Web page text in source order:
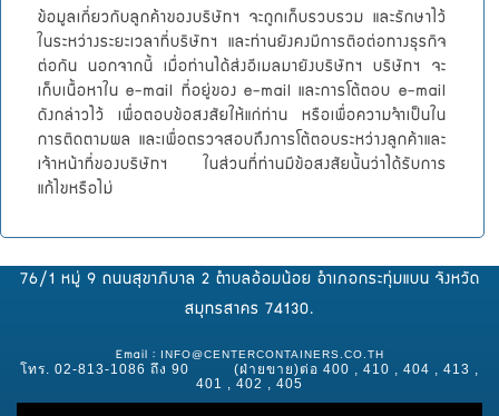
ข้อมูลเกี่ยวกับลูกค้าของบริษัทฯ จะถูกเก็บรวบรวม และรักษาไว้
ในระหว่างระยะเวลาที่บริษัทฯ และท่านยังคงมีการติอต่อทางธุรกิจ
ต่อกัน นอกจากนี้ เมื่อท่านได้ส่งอีเมลมายังบริษัทฯ บริษัทฯ จะ
เก็บเนื้อหาใน e-mail ที่อยู่ของ e-mail และการโต้ตอบ e-mail
ดังกล่าวไว้ เพื่อตอบข้อสงสัยให้แก่ท่าน หรือเพื่อความจำเป็นใน
การติดตามผล และเพื่อตรวจสอบถึงการโต้ตอบระหว่างลูกค้าและ
เจ้าหน้าที่ของบริษัทฯ ในส่วนที่ท่านมีข้อสงสัยนั้นว่าได้รับการ
แก้ไขหรือไม่
76/1 หมู่ 9 ถนนสุขาภิบาล 2 ตำบลอ้อมน้อย อำเภอกระทุ่มแบน จังหวัด
สมุทรสาคร 74130.
Email : INFO@CENTERCONTAINERS.CO.TH
โทร. 02-813-1086 ถึง 90 (ฝ่ายขาย)ต่อ 400 , 410 , 404 , 413 ,
401 , 402 , 405